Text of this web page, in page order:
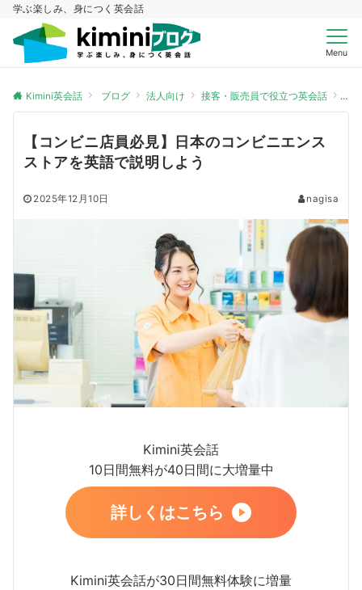
学ぶ楽しみ、身につく英会話
Menu
Kimini英会話 ブログ 法人向け 接客・販売員で役立つ英会話 【
【コンビニ店員必見】日本のコンビニエンス
ストアを英語で説明しよう
2025年12月10日 nagisa
Kimini英会話
10日間無料が40日間に大増量中
詳しくはこちら
Kimini英会話が30日間無料体験に増量